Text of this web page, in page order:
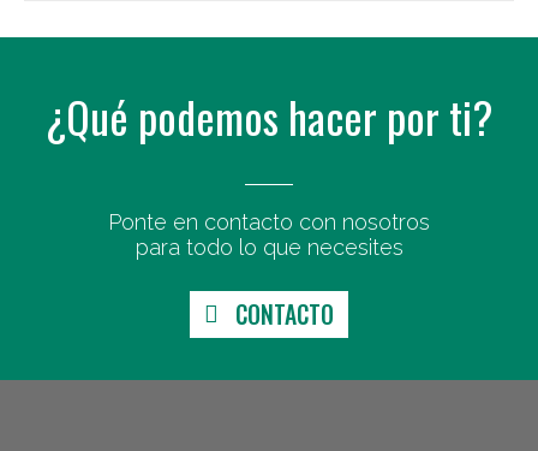
¿Qué podemos hacer por ti?
Ponte en contacto con nosotros
para todo lo que necesites
CONTACTO